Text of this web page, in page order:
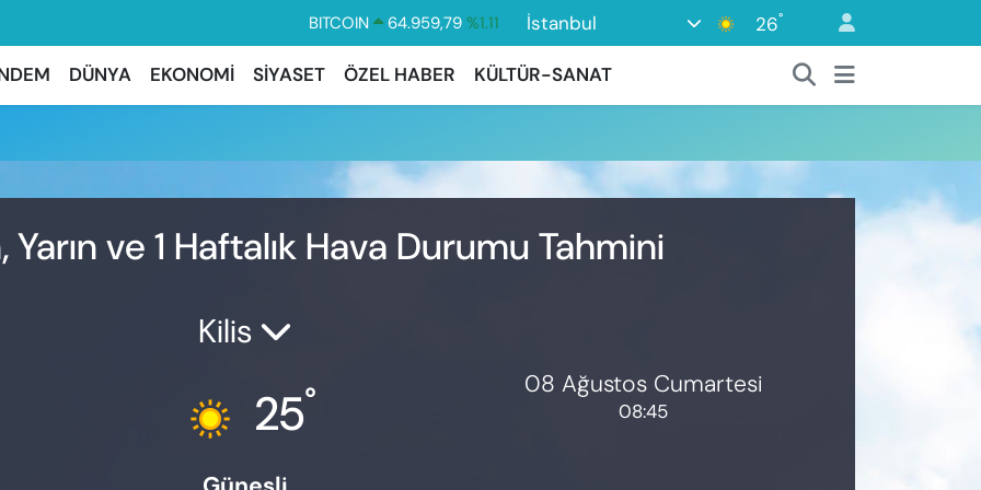
BITCOIN 64.959,79 %1.11
DOLAR
47,7436
%0.18
EURO
55,2510 %0.32
6660.55
İstanbul 26°
DÜNYA EKONOMİ SİYASET ÖZEL HABER KÜLTÜR-SANAT
Yarın ve 1 Haftalık Hava Durumu Tahmini
Kilis
25° 08 Ağustos Cumartesi
08:45